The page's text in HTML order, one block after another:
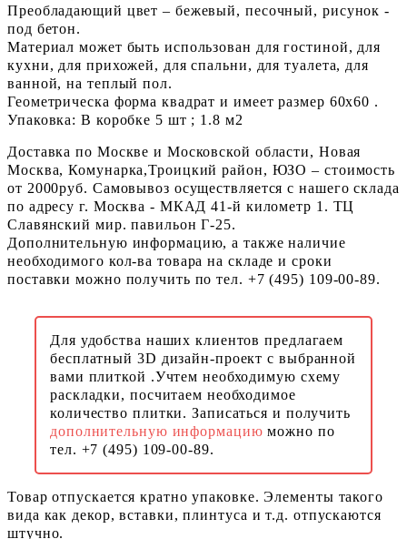
Преобладающий цвет – бежевый, песочный, рисунок -
под бетон.
Материал может быть использован для гостиной, для
кухни, для прихожей, для спальни, для туалета, для
ванной, на теплый пол.
Геометрическа форма квадрат и имеет размер 60x60 .
Упаковка: В коробке 5 шт ; 1.8 м2
Доставка по Москве и Московской области, Новая
Москва, Комунарка,Троицкий район, ЮЗО – стоимость
от 2000руб. Самовывоз осуществляется с нашего склада
по адресу г. Москва - МКАД 41-й километр 1. ТЦ
Славянский мир. павильон Г-25.
Дополнительную информацию, а также наличие
необходимого кол-ва товара на складе и сроки
поставки можно получить по тел. +7 (495) 109-00-89.
Для удобства наших клиентов предлагаем
бесплатный 3D дизайн-проект с выбранной
вами плиткой .Учтем необходимую схему
раскладки, посчитаем необходимое
количество плитки. Записаться и получить
дополнительную информациюможно по
тел. +7 (495) 109-00-89.
Товар отпускается кратно упаковке. Элементы такого
вида как декор, вставки, плинтуса и т.д. отпускаются
штучно.